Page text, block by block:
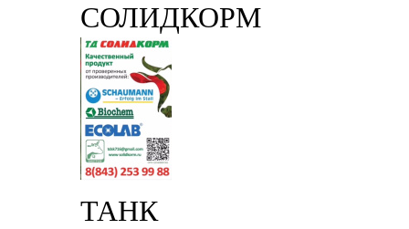
СОЛИДКОРМ
ТАНК